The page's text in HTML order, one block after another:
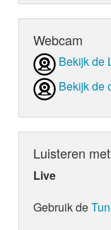
Webcam
Bekijk de
Bekijk de
Luisteren
Live
Gebruik de